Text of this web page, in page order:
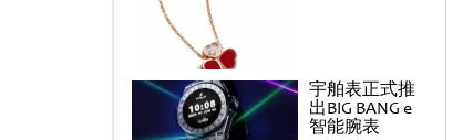
宇舶表正式推
出BIG BANG e
智能腕表